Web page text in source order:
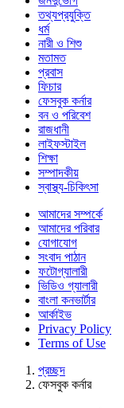
তথ্যপ্রযুক্তি
ধর্ম
নারী ও শিশু
মতামত
প্রবাস
ফিচার
ফেসবুক কর্নার
বন ও পরিবেশ
রাজধানী
লাইফস্টাইল
শিক্ষা
সম্পাদকীয়
স্বাস্থ্য-চিকিৎসা
আমাদের সম্পর্কে
আমাদের পরিবার
যোগাযোগ
সংবাদ পাঠান
ফটোগ্যালারী
ভিডিও গ্যালারী
বাংলা কনভার্টার
আর্কাইভ
Privacy Policy
Terms of Use
প্রচ্ছদ
ফেসবুক কর্নার